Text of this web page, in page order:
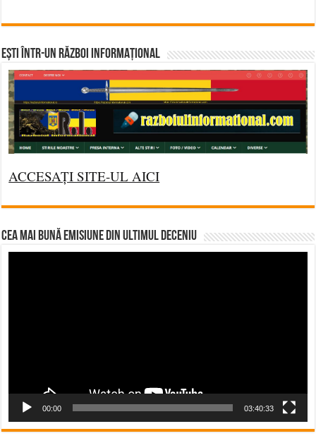
Ești într-un RĂZBOI INFORMAȚIONAL
ACCESAȚI SITE-UL AICI
CEA MAI BUNĂ EMISIUNE DIN ULTIMUL DECENIU
00:00 03:40:33